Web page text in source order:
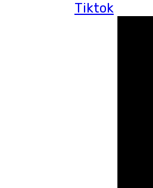
Tiktok